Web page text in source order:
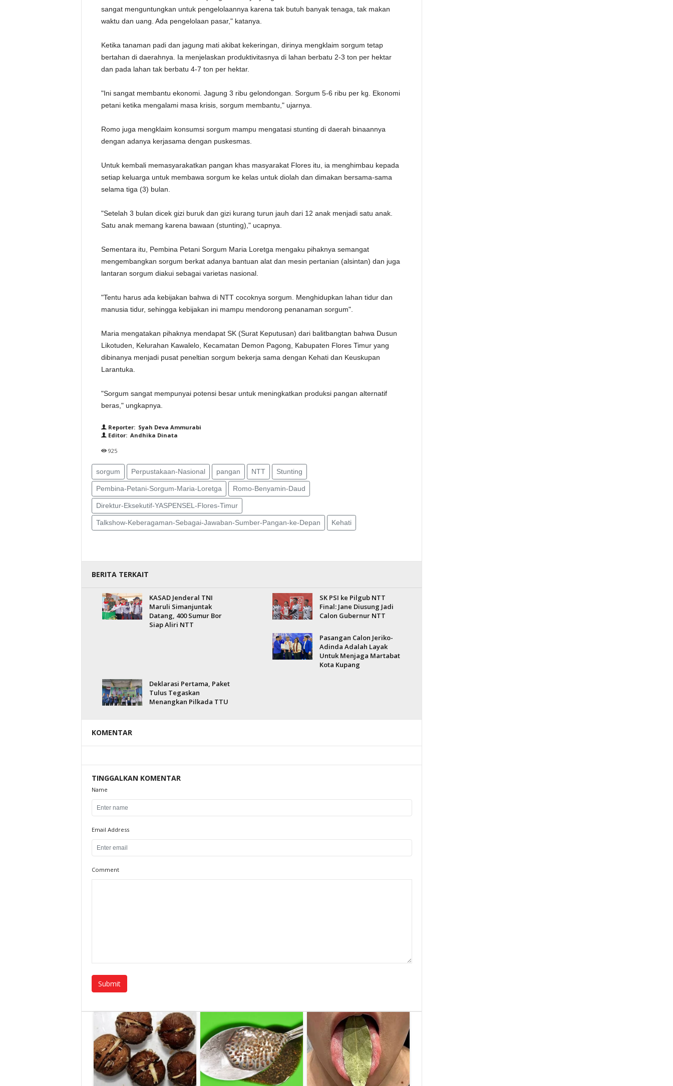
sangat menguntungkan untuk pengelolaannya karena tak butuh banyak tenaga, tak makan
waktu dan uang. Ada pengelolaan pasar," katanya.
Ketika tanaman padi dan jagung mati akibat kekeringan, dirinya mengklaim sorgum tetap
bertahan di daerahnya. Ia menjelaskan produktivitasnya di lahan berbatu 2-3 ton per hektar
dan pada lahan tak berbatu 4-7 ton per hektar.
"Ini sangat membantu ekonomi. Jagung 3 ribu gelondongan. Sorgum 5-6 ribu per kg. Ekonomi
petani ketika mengalami masa krisis, sorgum membantu," ujarnya.
Romo juga mengklaim konsumsi sorgum mampu mengatasi stunting di daerah binaannya
dengan adanya kerjasama dengan puskesmas.
Untuk kembali memasyarakatkan pangan khas masyarakat Flores itu, ia menghimbau kepada
setiap keluarga untuk membawa sorgum ke kelas untuk diolah dan dimakan bersama-sama
selama tiga (3) bulan.
"Setelah 3 bulan dicek gizi buruk dan gizi kurang turun jauh dari 12 anak menjadi satu anak.
Satu anak memang karena bawaan (stunting)," ucapnya.
Sementara itu, Pembina Petani Sorgum Maria Loretga mengaku pihaknya semangat
mengembangkan sorgum berkat adanya bantuan alat dan mesin pertanian (alsintan) dan juga
lantaran sorgum diakui sebagai varietas nasional.
"Tentu harus ada kebijakan bahwa di NTT cocoknya sorgum. Menghidupkan lahan tidur dan
manusia tidur, sehingga kebijakan ini mampu mendorong penanaman sorgum".
Maria mengatakan pihaknya mendapat SK (Surat Keputusan) dari balitbangtan bahwa Dusun
Likotuden, Kelurahan Kawalelo, Kecamatan Demon Pagong, Kabupaten Flores Timur yang
dibinanya menjadi pusat peneltian sorgum bekerja sama dengan Kehati dan Keuskupan
Larantuka.
"Sorgum sangat mempunyai potensi besar untuk meningkatkan produksi pangan alternatif
beras," ungkapnya.
Reporter: Syah Deva Ammurabi
Editor: Andhika Dinata
925
sorgum Perpustakaan-Nasional pangan NTT Stunting
Pembina-Petani-Sorgum-Maria-Loretga Romo-Benyamin-Daud
Direktur-Eksekutif-YASPENSEL-Flores-Timur
Talkshow-Keberagaman-Sebagai-Jawaban-Sumber-Pangan-ke-Depan Kehati
BERITA TERKAIT
KASAD Jenderal TNI
Maruli Simanjuntak
Datang, 400 Sumur Bor
Siap Aliri NTT
SK PSI ke Pilgub NTT
Final: Jane Diusung Jadi
Calon Gubernur NTT
Pasangan Calon Jeriko-
Adinda Adalah Layak
Untuk Menjaga Martabat
Kota Kupang
Deklarasi Pertama, Paket
Tulus Tegaskan
Menangkan Pilkada TTU
KOMENTAR
TINGGALKAN KOMENTAR
Name
Email Address
Comment